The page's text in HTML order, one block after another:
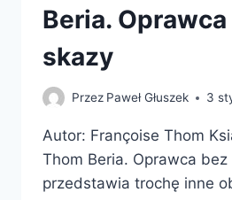
Beria.
skazy
Przez Paweł Głuszek 3
Autor: Françoise Thom
Thom Beria. Oprawca bez
przedstawia trochę inne